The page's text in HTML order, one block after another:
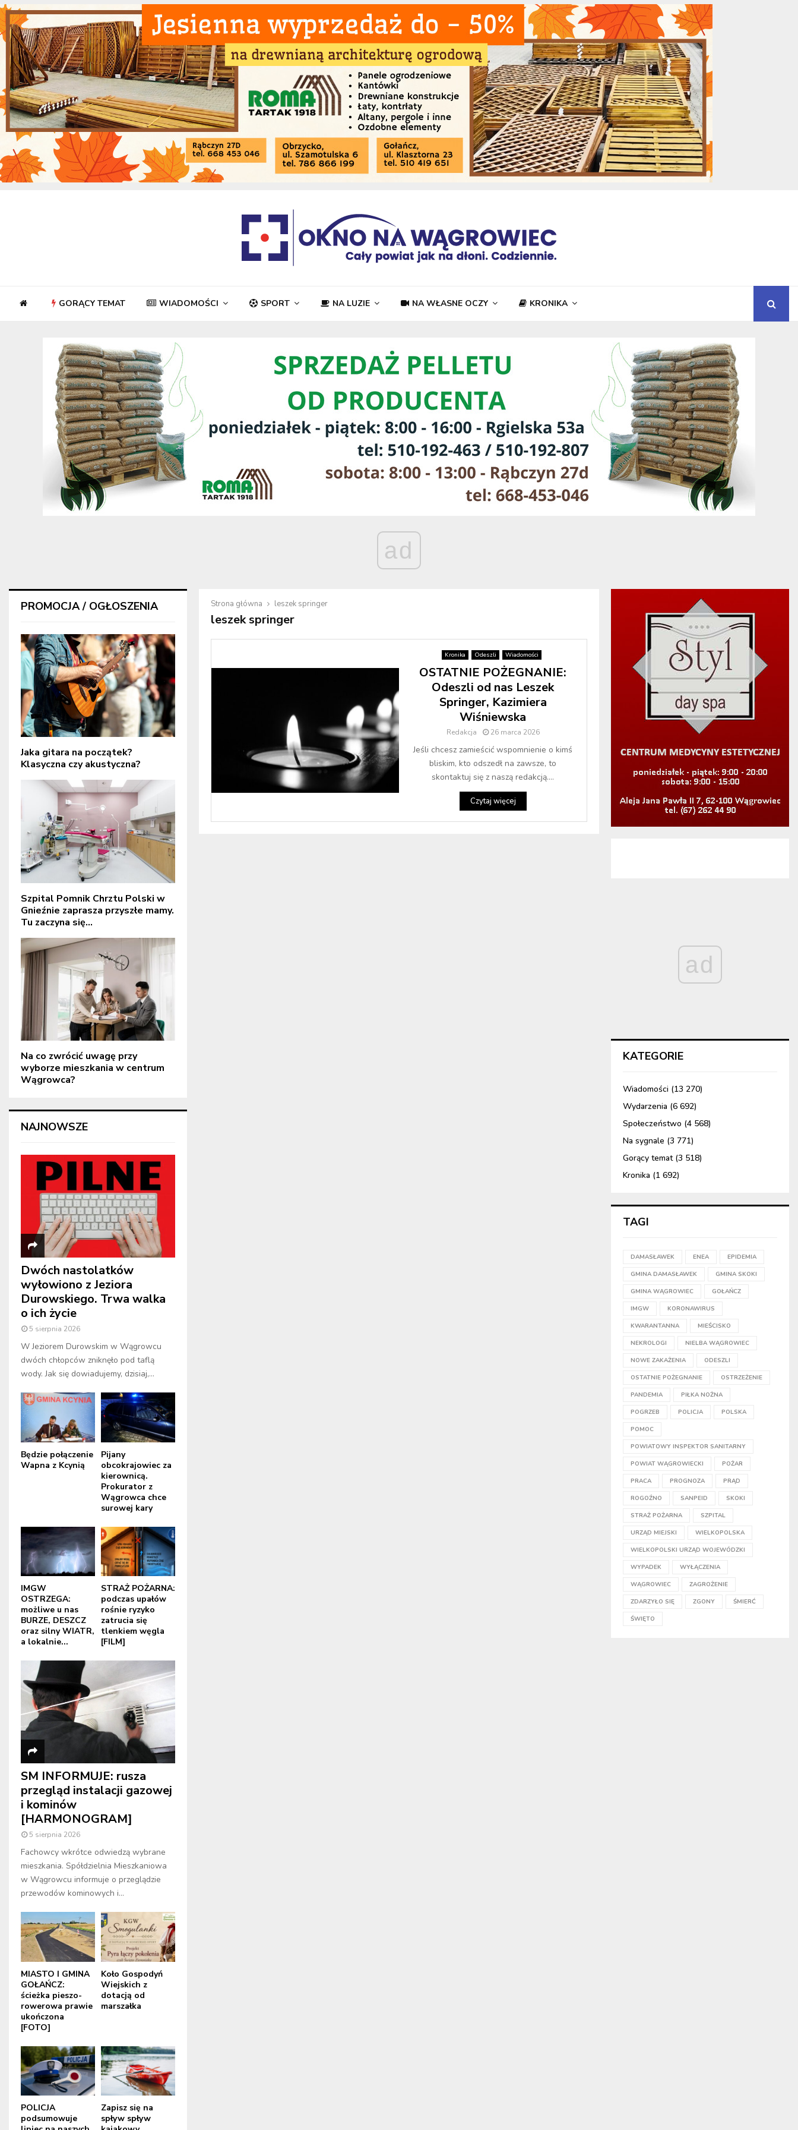
GORĄCY TEMAT WIADOMOŚCI SPORT NA LUZIE NA WŁASNE OCZY KRONIKA
ad
Strona główna leszek springer
leszek springer
Kronika Odeszli Wiadomości
OSTATNIE POŻEGNANIE:
Odeszli od nas Leszek
Springer, Kazimiera
Wiśniewska
Redakcja 26 marca 2026
Jeśli chcesz zamieścić wspomnienie o kimś
bliskim, kto odszedł na zawsze, to
skontaktuj się z naszą redakcją....
Czytaj więcej
PROMOCJA / OGŁOSZENIA
Jaka gitara na początek?
Klasyczna czy akustyczna?
Szpital Pomnik Chrztu Polski w
Gnieźnie zaprasza przyszłe mamy.
Tu zaczyna się...
Na co zwrócić uwagę przy
wyborze mieszkania w centrum
Wągrowca?
NAJNOWSZE
Dwóch nastolatków
wyłowiono z Jeziora
Durowskiego. Trwa walka
o ich życie
5 sierpnia 2026
W Jeziorem Durowskim w Wągrowcu
dwóch chłopców zniknęło pod taflą
wody. Jak się dowiadujemy, dzisiaj,...
Będzie połączenie
Wapna z Kcynią
Pijany
obcokrajowiec za
kierownicą.
Prokurator z
Wągrowca chce
surowej kary
IMGW
OSTRZEGA:
możliwe u nas
BURZE, DESZCZ
oraz silny WIATR,
a lokalnie...
STRAŻ POŻARNA:
podczas upałów
rośnie ryzyko
zatrucia się
tlenkiem węgla
[FILM]
SM INFORMUJE: rusza
przegląd instalacji gazowej
i kominów
[HARMONOGRAM]
5 sierpnia 2026
Fachowcy wkrótce odwiedzą wybrane
mieszkania. Spółdzielnia Mieszkaniowa
w Wągrowcu informuje o przeglądzie
przewodów kominowych i...
MIASTO I GMINA
GOŁAŃCZ:
ścieżka pieszo-
rowerowa prawie
ukończona
[FOTO]
Koło Gospodyń
Wiejskich z
dotacją od
marszałka
POLICJA
podsumowuje
Zapisz się na
spływ spływ
ad
KATEGORIE
Wiadomości (13 270)
Wydarzenia (6 692)
Społeczeństwo (4 568)
Na sygnale (3 771)
Gorący temat(3 518)
Kronika (1 692)
TAGI
DAMASŁAWEK ENEA EPIDEMIA
GMINA DAMASŁAWEK GMINA SKOKI
GMINA WĄGROWIEC GOŁAŃCZ
IMGW KORONAWIRUS
KWARANTANNA MIEŚCISKO
NEKROLOGI NIELBA WĄGROWIEC
NOWE ZAKAŻENIA ODESZLI
OSTATNIE POŻEGNANIE OSTRZEŻENIE
PANDEMIA PIŁKA NOŻNA
POGRZEB POLICJA POLSKA
POMOC
POWIATOWY INSPEKTOR SANITARNY
POWIAT WĄGROWIECKI POŻAR
PRACA PROGNOZA PRĄD
ROGOŹNO SANPEID SKOKI
STRAŻ POŻARNA SZPITAL
URZĄD MIEJSKI WIELKOPOLSKA
WIELKOPOLSKI URZĄD WOJEWÓDZKI
WYPADEK WYŁĄCZENIA
WĄGROWIEC ZAGROŻENIE
ZDARZYŁO SIĘ ZGONY ŚMIERĆ
ŚWIĘTO